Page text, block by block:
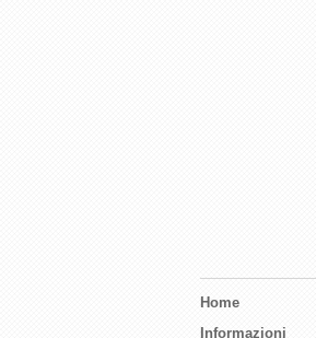
Home
Informazioni